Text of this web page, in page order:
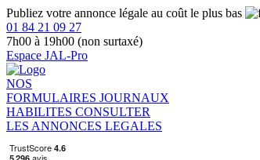
Publiez votre annonce légale au coût le plus bas
01 84 21 09 27
7h00 à 19h00 (non surtaxé)
Espace JAL-Pro
NOS
FORMULAIRES JOURNAUX
HABILITES CONSULTER
LES ANNONCES LEGALES